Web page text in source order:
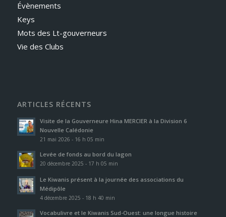
Évènements
Keys
Mots des Lt-gouverneurs
Vie des Clubs
ARTICLES RÉCENTS
Visite de la Gouverneure Hina MERCIER à la Division 6
Nouvelle Calédonie
21 mai 2026 - 16 h 05 min
Levée de fonds au bord du lagon
20 décembre 2025 - 17 h 05 min
Le Kiwanis présent à la journée des associations du
Médipôle
4 décembre 2025 - 18 h 40 min
Vocabulivre et le Kiwanis Sud-Ouest: une longue histoire